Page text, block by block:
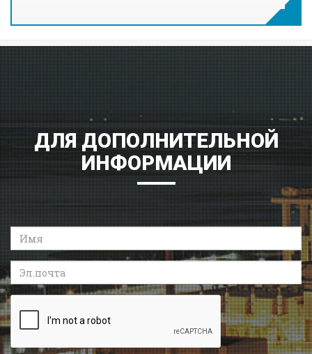
ДЛЯ ДОПОЛНИТЕЛЬНОЙ
ИНФОРМАЦИИ
Имя
Эл.почта
Recaptcha